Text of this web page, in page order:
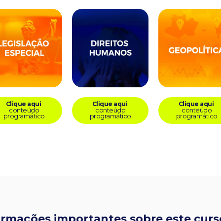
Clique aqui
conteúdo
programático
Clique aqui
conteúdo
programático
Clique aqui
conteúdo
programático